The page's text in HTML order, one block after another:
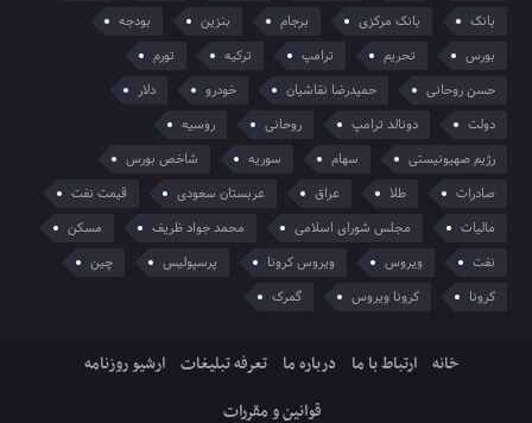
بانک
بانک مرکزی برجام بنزین
بودجه
بورس
تحریم ترامپ ترکیه
تورم
حسن روحانی
حمیدرضا نقاشیان خودرو
دلار
دولت
دونالد ترامپ روحانی
روسیه
رژیم صهیونیستی
سهام سوریه
شاخص بورس
صادرات
طلا عراق عربستان سعودی
قیمت نفت
مالیات
مجلس شورای اسلامی محمد جواد ظریف
مسکن
نفت
ویروس ویروس کرونا پرسپولیس
چین
کرونا
کرونا ویروس گمرک
خانه ارتباط با ما درباره ما تعرفه تبلیغات ارشیو روزنامه
قوانین و مقررات